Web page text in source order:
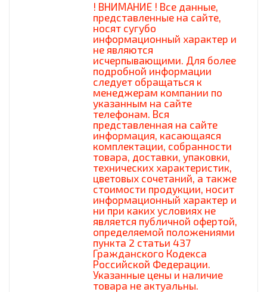
! ВНИМАНИЕ ! Все данные,
представленные на сайте,
носят сугубо
информационный характер и
не являются
исчерпывающими. Для более
подробной информации
следует обращаться к
менеджерам компании по
указанным на сайте
телефонам. Вся
представленная на сайте
информация, касающаяся
комплектации, собранности
товара, доставки, упаковки,
технических характеристик,
цветовых сочетаний, а также
стоимости продукции, носит
информационный характер и
ни при каких условиях не
является публичной офертой,
определяемой положениями
пункта 2 статьи 437
Гражданского Кодекса
Российской Федерации.
Указанные цены и наличие
товара не актуальны.